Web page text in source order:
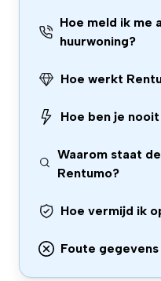
Hoe meld ik me
huurwoning?
Hoe werkt
Hoe ben je
Waarom staat
Rentumo?
Hoe vermijd ik
Foute